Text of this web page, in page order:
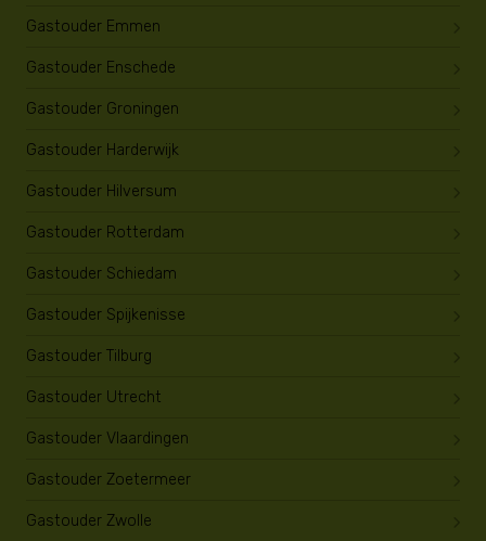
Gastouder Emmen
Gastouder Enschede
Gastouder Groningen
Gastouder Harderwijk
Gastouder Hilversum
Gastouder Rotterdam
Gastouder Schiedam
Gastouder Spijkenisse
Gastouder Tilburg
Gastouder Utrecht
Gastouder Vlaardingen
Gastouder Zoetermeer
Gastouder Zwolle